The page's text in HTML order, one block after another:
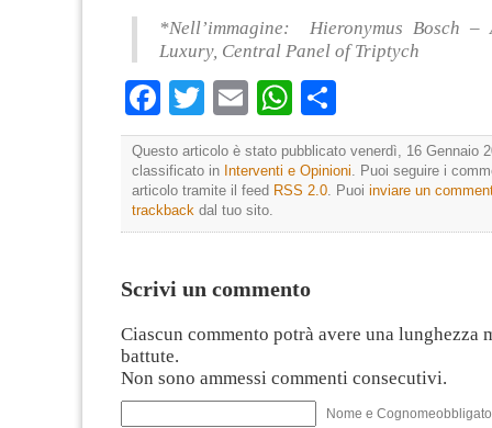
*Nell’immagine: Hieronymus Bosch –
Luxury, Central Panel of Triptych
Facebook
TwitterEmailWhatsApp
Questo articolo è stato pubblicato venerdì, 16 Gennaio
classificato in Interventi e Opinioni . Puoi seguire i
articolo tramite il feed RSS 2.0 . Puoi inviare un
trackback dal tuo sito.
Scrivi un commento
Ciascun commento potrà avere una lunghezza
battute.
Non sono ammessi commenti consecutivi.
Nome e